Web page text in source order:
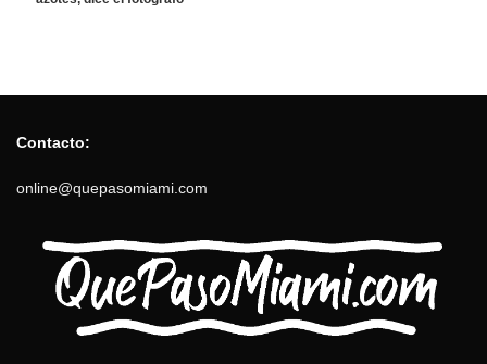
Contacto:
online@quepasomiami.com